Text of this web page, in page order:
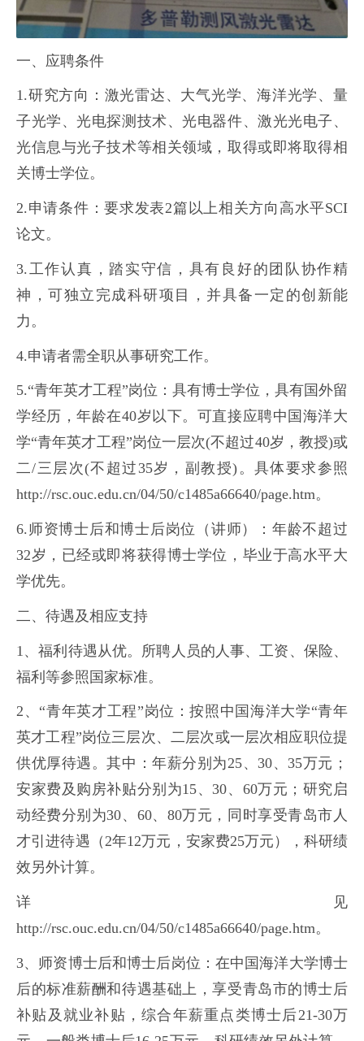
一、应聘条件
1.研究方向：激光雷达、大气光学、海洋光学、量
子光学、光电探测技术、光电器件、激光光电子、
光信息与光子技术等相关领域，取得或即将取得相
关博士学位。
2.申请条件：要求发表2篇以上相关方向高水平SCI
论文。
3.工作认真，踏实守信，具有良好的团队协作精
神，可独立完成科研项目，并具备一定的创新能
力。
4.申请者需全职从事研究工作。
5.“青年英才工程”岗位：具有博士学位，具有国外留
学经历，年龄在40岁以下。可直接应聘中国海洋大
学“青年英才工程”岗位一层次(不超过40岁，教授)或
二/三层次(不超过35岁，副教授)。具体要求参照
http://rsc.ouc.edu.cn/04/50/c1485a66640/page.htm。
6.师资博士后和博士后岗位（讲师）：年龄不超过
32岁，已经或即将获得博士学位，毕业于高水平大
学优先。
二、待遇及相应支持
1、福利待遇从优。所聘人员的人事、工资、保险、
福利等参照国家标准。
2、“青年英才工程”岗位：按照中国海洋大学“青年
英才工程”岗位三层次、二层次或一层次相应职位提
供优厚待遇。其中：年薪分别为25、30、35万元；
安家费及购房补贴分别为15、30、60万元；研究启
动经费分别为30、60、80万元，同时享受青岛市人
才引进待遇（2年12万元，安家费25万元），科研绩
效另外计算。
详见
http://rsc.ouc.edu.cn/04/50/c1485a66640/page.htm。
3、师资博士后和博士后岗位：在中国海洋大学博士
后的标准薪酬和待遇基础上，享受青岛市的博士后
补贴及就业补贴，综合年薪重点类博士后21-30万